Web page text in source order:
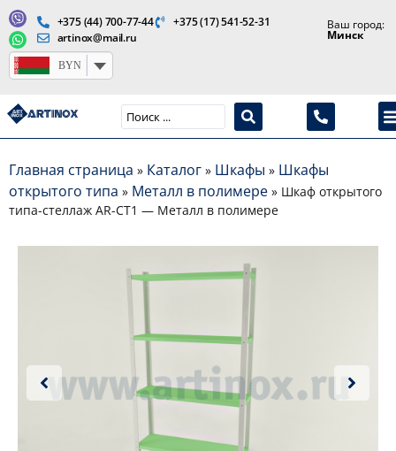
Главная страница » Каталог » Шкафы » Шкафы
открытого типа » Металл в полимере » Шкаф открытого
типа-стеллаж AR-CT1 — Металл в полимере
+375 (44) 700-77-44
+375 (17) 541-52-31
artinox@mail.ru
Ваш город:
Минск
BYN
Производство медицинской продукции и